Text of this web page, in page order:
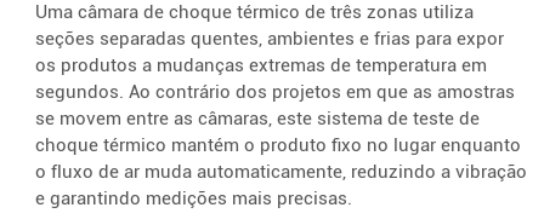
Uma câmara de choque térmico de três zonas utiliza
seções separadas quentes, ambientes e frias para expor
os produtos a mudanças extremas de temperatura em
segundos. Ao contrário dos projetos em que as amostras
se movem entre as câmaras, este sistema de teste de
choque térmico mantém o produto fixo no lugar enquanto
o fluxo de ar muda automaticamente, reduzindo a vibração
e garantindo medições mais precisas.